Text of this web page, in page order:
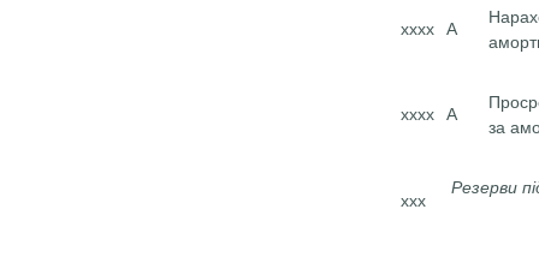
хххх А
хххх А
за
ххх Резерви